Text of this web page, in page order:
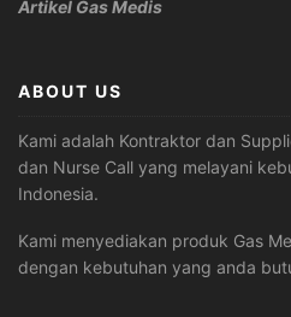
Artikel Gas Medis
ABOUT US
Kami adalah Kontraktor dan
dan Nurse Call yang melayani
Indonesia.
Kami menyediakan produk Gas
dengan kebutuhan yang anda